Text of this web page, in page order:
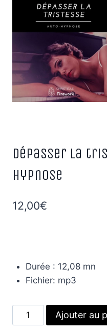
Dépasser la
Hypnose
12,00€
Durée : 12,08 mn
Fichier: mp3
quantité
de
Ajouter au